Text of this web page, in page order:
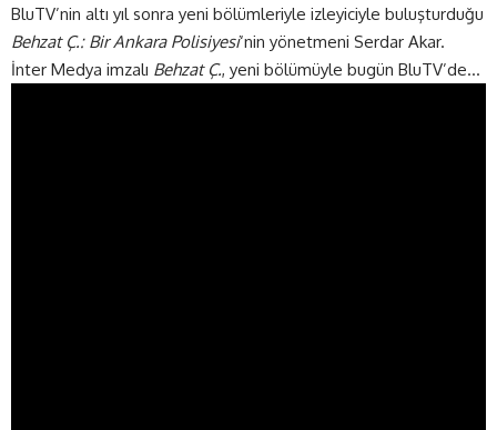
BluTV’nin altı yıl sonra yeni bölümleriyle izleyiciyle buluşturduğu
Behzat Ç.: Bir Ankara Polisiyesi‘nin yönetmeni Serdar Akar.
İnter Medya imzalı Behzat Ç., yeni bölümüyle bugün BluTV’de…